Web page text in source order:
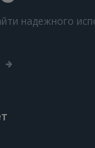
надежного